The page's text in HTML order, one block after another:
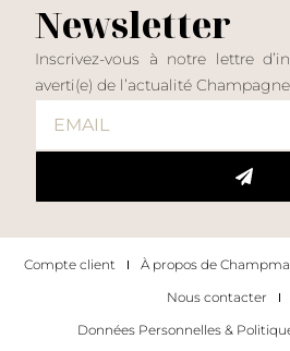
Newsletter
Inscrivez-vous à notre lettre
averti(e) de l’actualité
Compte client À propos de
Nous contacter
Données Personnelles &